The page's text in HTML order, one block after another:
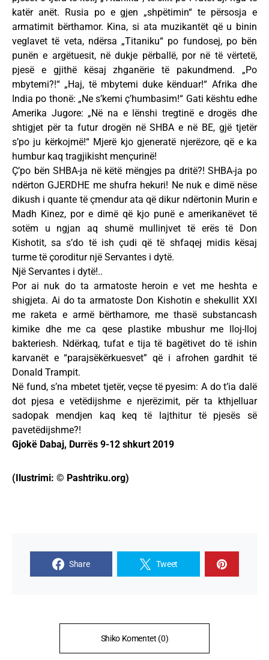
katër anët. Rusia po e gjen „shpëtimin“ te përsosja e
armatimit bërthamor. Kina, si ata muzikantët që u binin
veglavet të veta, ndërsa „Titaniku“ po fundosej, po bën
punën e argëtuesit, në dukje përballë, por në të vërtetë,
pjesë e gjithë kësaj zhganërie të pakundmend. „Po
mbytemi?!“ „Haj, të mbytemi duke kënduar!“ Afrika dhe
India po thonë: „Ne s’kemi ç’humbasim!“ Gati kështu edhe
Amerika Jugore: „Në na e lënshi tregtinë e drogës dhe
shtigjet për ta futur drogën në SHBA e në BE, gjë tjetër
s’po ju kërkojmë!“ Mjerë kjo gjeneratë njerëzore, që e ka
humbur kaq tragjikisht mençurinë!
Ç’po bën SHBA-ja në këtë mëngjes pa dritë?! SHBA-ja po
ndërton GJERDHE me shufra hekuri! Ne nuk e dimë nëse
dikush i quante të çmendur ata që dikur ndërtonin Murin e
Madh Kinez, por e dimë që kjo punë e amerikanëvet të
sotëm u ngjan aq shumë mullinjvet të erës të Don
Kishotit, sa s’do të ish çudi që të shfaqej midis kësaj
turme të çoroditur një Servantes i dytë.
Një Servantes i dytë!..
Por ai nuk do ta armatoste heroin e vet me heshta e
shigjeta. Ai do ta armatoste Don Kishotin e shekullit XXI
me raketa e armë bërthamore, me thasë substancash
kimike dhe me ca qese plastike mbushur me lloj-lloj
bakteriesh. Ndërkaq, tufat e tija të bagëtivet do të ishin
karvanët e “parajsëkërkuesvet” që i afrohen gardhit të
Donald Trampit.
Në fund, s’na mbetet tjetër, veçse të pyesim: A do t’ia dalë
dot pjesa e vetëdijshme e njerëzimit, për ta kthjelluar
sadopak mendjen kaq keq të lajthitur të pjesës së
pavetëdijshme?!
Gjokë Dabaj, Durrës 9-12 shkurt 2019
(Ilustrimi: © Pashtriku.org)
Share Tweet
Shiko Komentet (0)